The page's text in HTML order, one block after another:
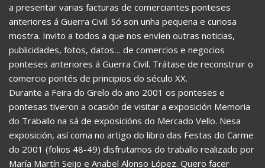
a presentar varias facturas de comerciantes ponteses
anteriores á Guerra Civil. Só son unha pequena e curiosa
mostra. Invito a todos a que nos envíen outras noticias,
publicidades, fotos, datos… de comercios e negocios
ponteses anteriores á Guerra Civil. Trátase de reconstruir o
comercio pontés de principios do século XX.
Durante a Feira do Grelo do ano 2001 os ponteses e
pontesas tiveron a ocasión de visitar a exposición Memoria
do Traballo na sá de exposicións do Mercado Vello. Nesa
exposición, así coma no artigo do libro das Festas do Carme
do 2001 (folios 48-49) disfrutamos do traballo realizado por
María Martín Seijo e Anabel Alonso López. Quero facer